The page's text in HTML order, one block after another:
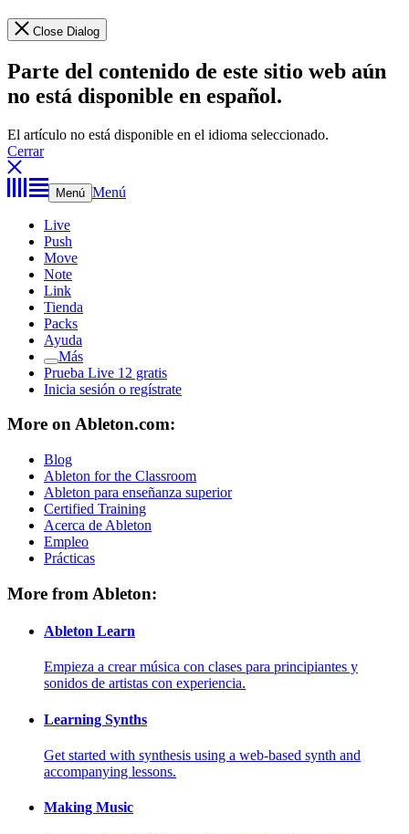
Close Dialog
Parte del contenido de este sitio web aún
no está disponible en español.
El artículo no está disponible en el idioma seleccionado.
Cerrar
Menú Menú
Live
Push
Move
Note
Link
Tienda
Packs
Ayuda
Más
Prueba Live 12 gratis
Inicia sesión o regístrate
More on Ableton.com:
Blog
Ableton for the Classroom
Ableton para enseñanza superior
Certified Training
Acerca de Ableton
Empleo
Prácticas
More from Ableton:
Ableton Learn
Empieza a crear música con clases para principiantes y
sonidos de artistas con experiencia.
Learning Synths
Get started with synthesis using a web-based synth and
accompanying lessons.
Making Music